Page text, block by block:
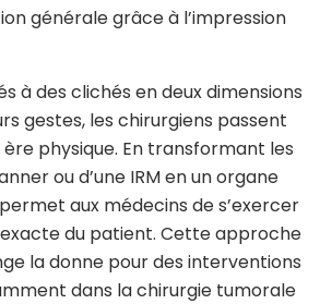
générale grâce à l’impression
à des clichés en deux dimensions
gestes, les chirurgiens passent
physique. En transformant les
ou d’une IRM en un organe
aux médecins de s’exercer
du patient. Cette approche
la donne pour des interventions
dans la chirurgie tumorale